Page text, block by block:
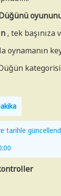
, tek başınıza
oynamanın
tarihle